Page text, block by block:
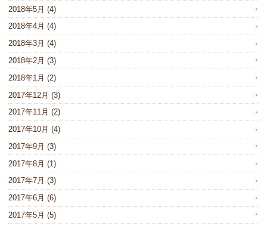
2018年5月 (4)
2018年4月 (4)
2018年3月 (4)
2018年2月 (3)
2018年1月 (2)
2017年12月 (3)
2017年11月 (2)
2017年10月 (4)
2017年9月 (3)
2017年8月 (1)
2017年7月 (3)
2017年6月 (6)
2017年5月 (5)